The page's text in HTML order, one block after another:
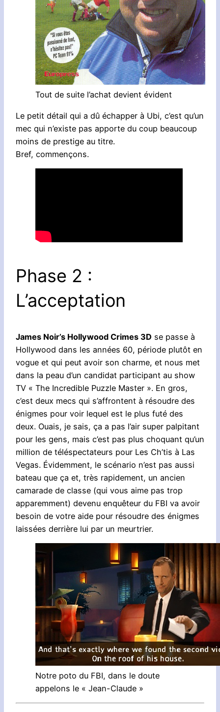
Tout de suite l’achat devient évident
Le petit détail qui a dû échapper à Ubi, c’est qu’un
mec qui n’existe pas apporte du coup beaucoup
moins de prestige au titre.
Bref, commençons.
Phase 2 :
L’acceptation
James Noir’s Hollywood Crimes 3D se passe à
Hollywood dans les années 60, période plutôt en
vogue et qui peut avoir son charme, et nous met
dans la peau d’un candidat participant au show
TV « The Incredible Puzzle Master ». En gros,
c’est deux mecs qui s’affrontent à résoudre des
énigmes pour voir lequel est le plus futé des
deux. Ouais, je sais, ça a pas l’air super palpitant
pour les gens, mais c’est pas plus choquant qu’un
million de téléspectateurs pour Les Ch’tis à Las
Vegas. Évidemment, le scénario n’est pas aussi
bateau que ça et, très rapidement, un ancien
camarade de classe (qui vous aime pas trop
apparemment) devenu enquêteur du FBI va avoir
besoin de votre aide pour résoudre des énigmes
laissées derrière lui par un meurtrier.
Notre poto du FBI, dans le doute
appelons le « Jean-Claude »